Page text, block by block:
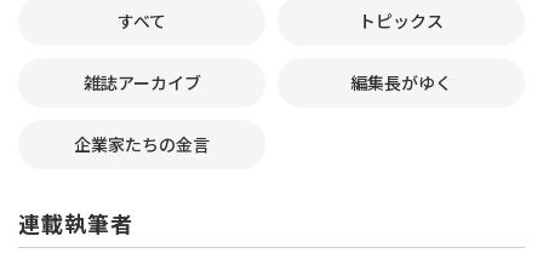
すべて トピックス
雑誌アーカイブ 編集長がゆく
企業家たちの金言
連載執筆者